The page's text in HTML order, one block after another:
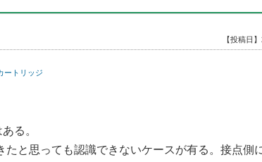
【投稿日
ートリッジ
る。
と思っても認識できないケースが有る。接点側